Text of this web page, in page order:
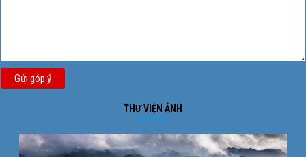
Gửi góp ý
THƯ VIỆN ẢNH